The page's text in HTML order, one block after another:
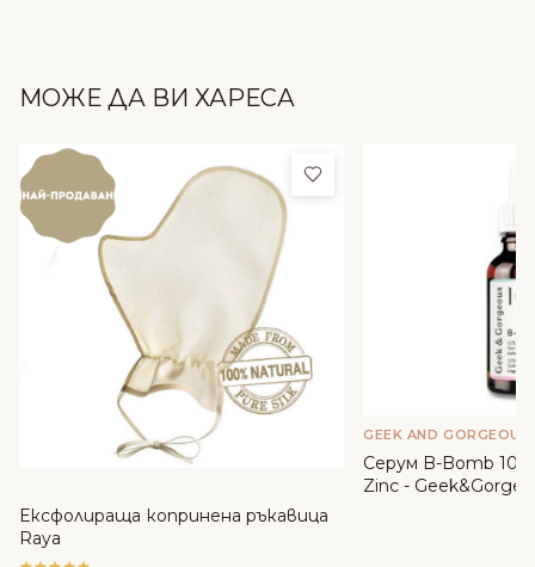
МОЖЕ ДА ВИ ХАРЕСА
Добави в любими
Ексфолираща копринена ръкавица
Raya
GEEK AND GORGEOUS
Серум B-Bomb
Zinc -